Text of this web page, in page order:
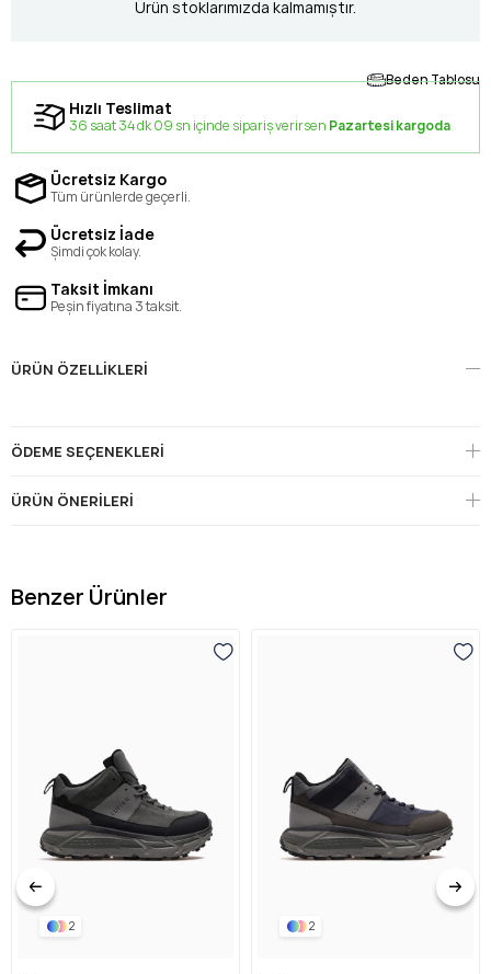
Ürün stoklarımızda kalmamıştır.
Beden Tablosu
Hızlı Teslimat
36 saat 34 dk 09 sn içinde sipariş verirsen Pazartesi kargoda
Ücretsiz Kargo
Tüm ürünlerde geçerli.
Ücretsiz İade
Şimdi çok kolay.
Taksit İmkanı
Peşin fiyatına 3 taksit.
ÜRÜN ÖZELLIKLERI
ÖDEME SEÇENEKLERI
ÜRÜN ÖNERILERI
Benzer Ürünler
2 2